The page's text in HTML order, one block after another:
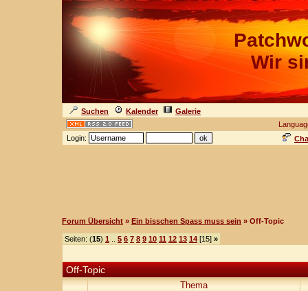
Wir
Suchen Kalender
Galerie
Login:
Forum Übersicht » Ein bisschen Spass muss sein » Off-Topic
Seiten: (15) 1 5 6 7 8 9 10 11 12 13 14 [15] »
Off-Topic
Thema